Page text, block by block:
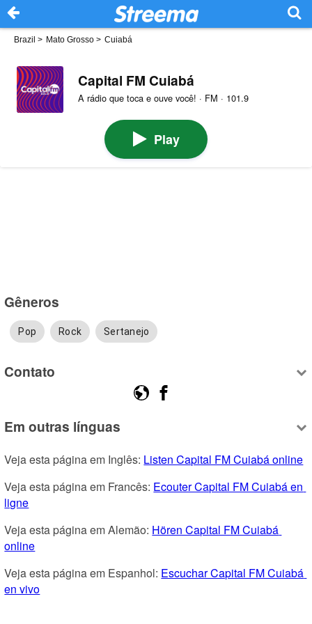
Brazil > Mato Grosso > Cuiabá
Capital FM Cuiabá
A rádio que toca e ouve você! · FM · 101.9
Play
Gêneros
Pop Rock Sertanejo
Contato
Em outras línguas
Veja esta página em Inglês: Listen Capital FM Cuiabá online
Veja esta página em Francês: Ecouter Capital FM Cuiabá en
ligne
Veja esta página em Alemão: Hören Capital FM Cuiabá
online
Veja esta página em Espanhol: Escuchar Capital FM Cuiabá
en vivo